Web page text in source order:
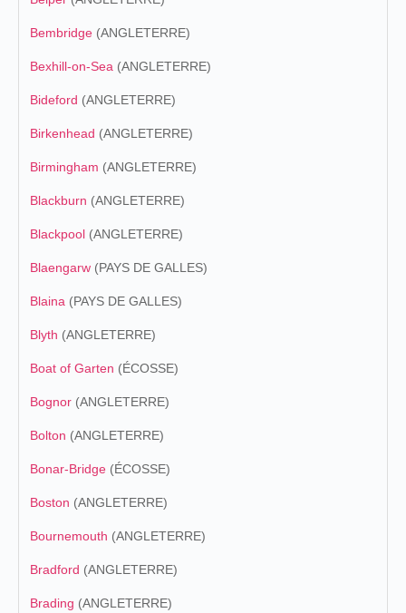
Bembridge (ANGLETERRE)
Bexhill-on-Sea (ANGLETERRE)
Bideford (ANGLETERRE)
Birkenhead (ANGLETERRE)
Birmingham (ANGLETERRE)
Blackburn (ANGLETERRE)
Blackpool (ANGLETERRE)
Blaengarw (PAYS DE GALLES)
Blaina (PAYS DE GALLES)
Blyth (ANGLETERRE)
Boat of Garten (ÉCOSSE)
Bognor (ANGLETERRE)
Bolton (ANGLETERRE)
Bonar-Bridge (ÉCOSSE)
Boston (ANGLETERRE)
Bournemouth (ANGLETERRE)
Bradford (ANGLETERRE)
Brading (ANGLETERRE)